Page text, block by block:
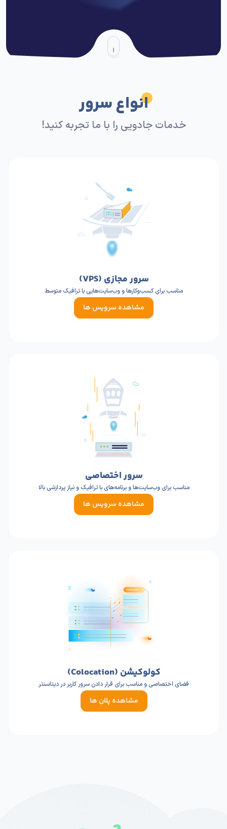
انواع سرور
خدمات جادویی را با ما تجربه کنید!
سرور مجازی (VPS)
مناسب برای کسب‌وکارها و وب‌سایت‌هایی با ترافیک متوسط
مشاهده سرویس ها
سرور اختصاصی
مناسب برای وب‌سایت‌ها و برنامه‌های با ترافیک و نیاز پردازشی بالا
مشاهده سرویس ها
کولوکیشن (Colocation)
فضای اختصاصی و مناسب برای قرار دادن سرور کاربر در دیتاسنتر
مشاهده پلان ها